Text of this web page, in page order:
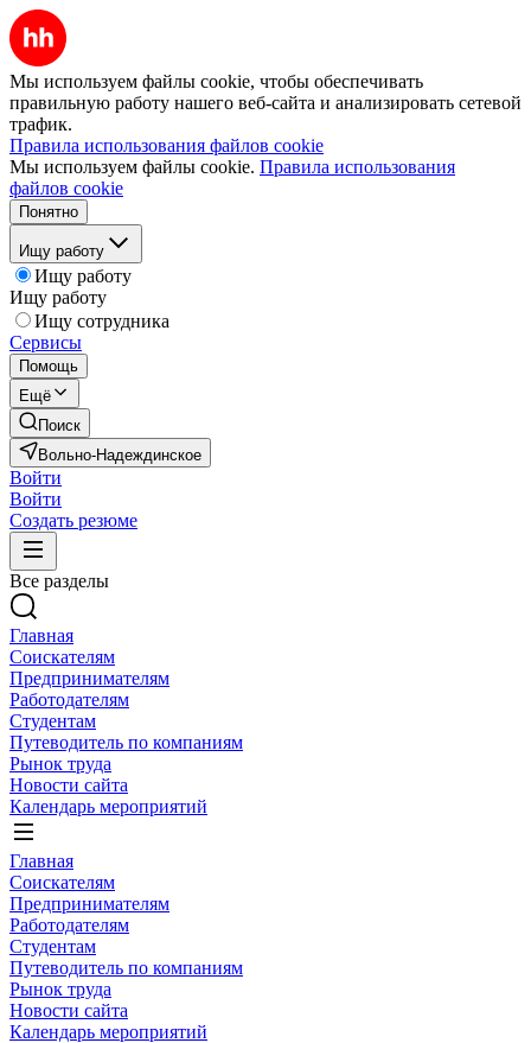
Мы используем файлы cookie, чтобы обеспечивать
правильную работу нашего веб-сайта и анализировать сетевой
трафик.
Правила использования файлов cookie
Мы используем файлы cookie. Правила использования
файлов cookie
Понятно
Ищу работу
Ищу работу
Ищу работу
Ищу сотрудника
Сервисы
Помощь
Ещё
Поиск
Вольно-Надеждинское
Войти
Войти
Создать резюме
Все разделы
Главная
Соискателям
Предпринимателям
Работодателям
Студентам
Путеводитель по компаниям
Рынок труда
Новости сайта
Календарь мероприятий
Главная
Соискателям
Предпринимателям
Работодателям
Студентам
Путеводитель по компаниям
Рынок труда
Новости сайта
Календарь мероприятий